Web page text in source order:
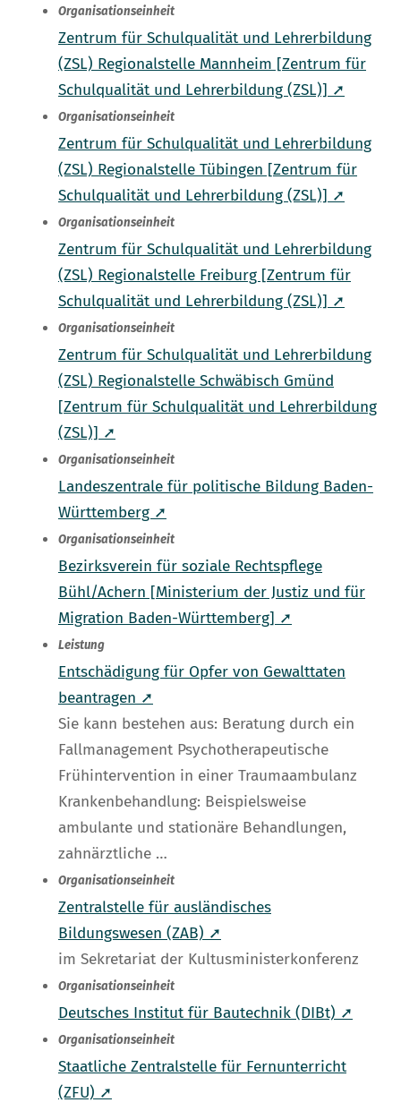
Organisationseinheit
Zentrum für Schulqualität und Lehrerbildung
(ZSL) Regionalstelle Mannheim [Zentrum für
Schulqualität und Lehrerbildung (ZSL)] ➚
Organisationseinheit
Zentrum für Schulqualität und Lehrerbildung
(ZSL) Regionalstelle Tübingen [Zentrum für
Schulqualität und Lehrerbildung (ZSL)] ➚
Organisationseinheit
Zentrum für Schulqualität und Lehrerbildung
(ZSL) Regionalstelle Freiburg [Zentrum für
Schulqualität und Lehrerbildung (ZSL)] ➚
Organisationseinheit
Zentrum für Schulqualität und Lehrerbildung
(ZSL) Regionalstelle Schwäbisch Gmünd
[Zentrum für Schulqualität und Lehrerbildung
(ZSL)] ➚
Organisationseinheit
Landeszentrale für politische Bildung Baden-
Württemberg ➚
Organisationseinheit
Bezirksverein für soziale Rechtspflege
Bühl/Achern [Ministerium der Justiz und für
Migration Baden-Württemberg] ➚
Leistung
Entschädigung für Opfer von Gewalttaten
beantragen ➚
Sie kann bestehen aus: Beratung durch ein
Fallmanagement Psychotherapeutische
Frühintervention in einer Traumaambulanz
Krankenbehandlung: Beispielsweise
ambulante und stationäre Behandlungen,
zahnärztliche …
Organisationseinheit
Zentralstelle für ausländisches
Bildungswesen (ZAB) ➚
im Sekretariat der Kultusministerkonferenz
Organisationseinheit
Deutsches Institut für Bautechnik (DIBt) ➚
Organisationseinheit
Staatliche Zentralstelle für Fernunterricht
(ZFU) ➚